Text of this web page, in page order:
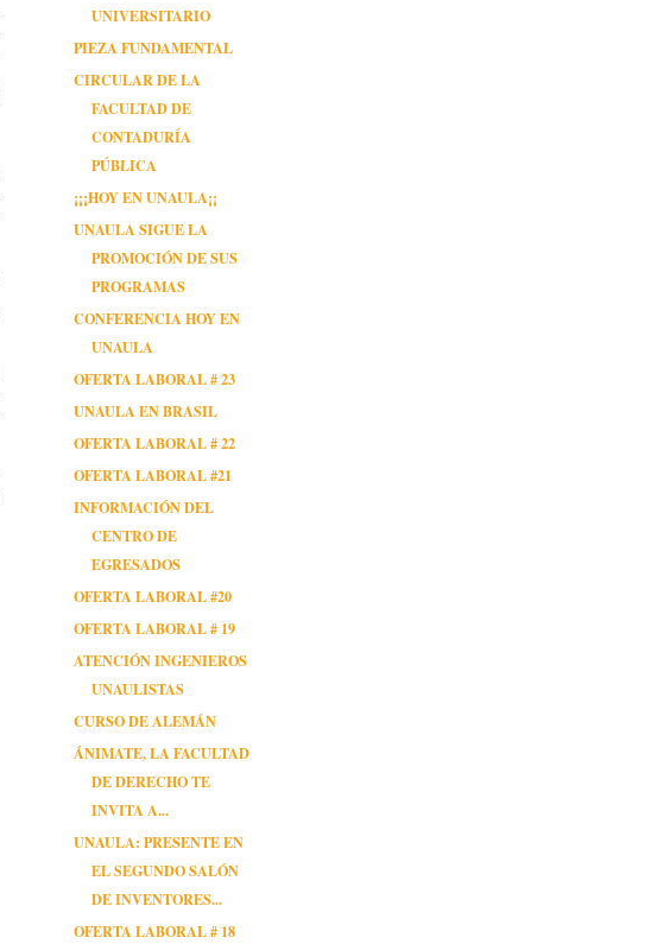
UNIVERSITARIO
PIEZA FUNDAMENTAL
CIRCULAR DE LA
FACULTAD DE
CONTADURÍA
PÚBLICA
¡¡¡HOY EN UNAULA¡¡
UNAULA SIGUE LA
PROMOCIÓN DE SUS
PROGRAMAS
CONFERENCIA HOY EN
UNAULA
OFERTA LABORAL # 23
UNAULA EN BRASIL
OFERTA LABORAL # 22
OFERTA LABORAL #21
INFORMACIÓN DEL
CENTRO DE
EGRESADOS
OFERTA LABORAL #20
OFERTA LABORAL # 19
ATENCIÓN INGENIEROS
UNAULISTAS
CURSO DE ALEMÁN
ÁNIMATE, LA FACULTAD
DE DERECHO TE
INVITA A...
UNAULA: PRESENTE EN
EL SEGUNDO SALÓN
DE INVENTORES...
OFERTA LABORAL # 18